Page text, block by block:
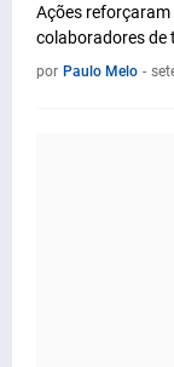
Ações
colaboradores de
por Paulo Melo -